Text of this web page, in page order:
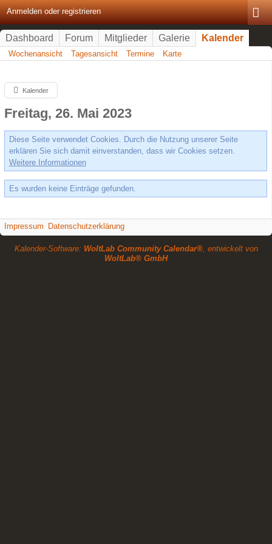
Anmelden oder registrieren
Dashboard Forum Mitglieder Galerie Kalender
Wochenansicht Tagesansicht Termine Karte
Kalender
Freitag, 26. Mai 2023
Diese Seite verwendet Cookies. Durch die Nutzung unserer Seite
erklären Sie sich damit einverstanden, dass wir Cookies setzen.
Weitere Informationen
Es wurden keine Einträge gefunden.
Impressum Datenschutzerklärung
Kalender-Software: WoltLab Community Calendar®, entwickelt von
WoltLab® GmbH